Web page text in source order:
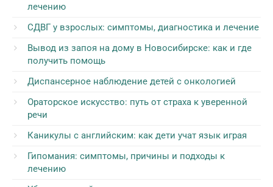
лечению
СДВГ у взрослых: симптомы, диагностика и лечение
Вывод из запоя на дому в Новосибирске: как и где
получить помощь
Диспансерное наблюдение детей с онкологией
Ораторское искусство: путь от страха к уверенной
речи
Каникулы с английским: как дети учат язык играя
Гипомания: симптомы, причины и подходы к
лечению